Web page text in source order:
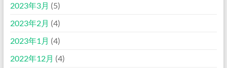
2023年3月 (5)
2023年2月 (4)
2023年1月 (4)
2022年12月 (4)